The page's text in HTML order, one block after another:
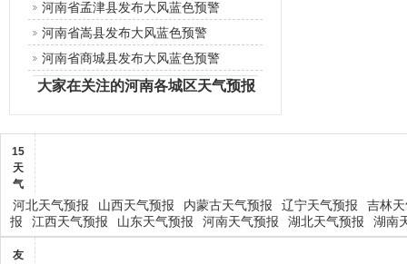
河南省孟津县发布大风蓝色预警
河南省嵩县发布大风蓝色预警
河南省商城县发布大风蓝色预警
大家在关注的河南各城区天气预报
15
天
气
河北天气预报 山西天气预报 内蒙古天气预报 辽宁天气预报
吉林
报
江西天气预报 山东天气预报 河南天气预报 湖北天气预报 湖南
友